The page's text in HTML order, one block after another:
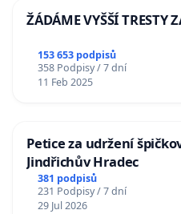
ŽÁDÁME VYŠŠÍ TRESTY
153 653 podpisů
358 Podpisy / 7 dní
11 Feb 2025
Petice za udržení
Jindřichův Hradec
381 podpisů
231 Podpisy / 7 dní
29 Jul 2026